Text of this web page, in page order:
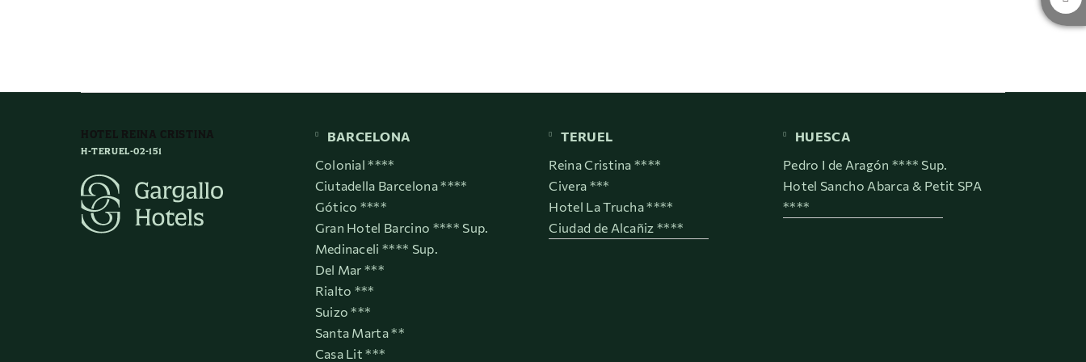
HOTEL REINA CRISTINA
H-TERUEL-02-151
BARCELONA
Colonial ****
Ciutadella Barcelona ****
Gótico ****
Gran Hotel Barcino **** Sup.
Medinaceli **** Sup.
Del Mar ***
Rialto ***
Suizo ***
Santa Marta **
Casa Lit ***
TERUEL
Reina Cristina ****
Civera ***
Hotel La Trucha ****
Ciudad de Alcañiz ****
HUESCA
Pedro I de Aragón **** Sup.
Hotel Sancho Abarca & Petit SPA
****